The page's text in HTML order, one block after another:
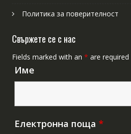
Политика за поверителност
Свържете се с нас
Fields marked with an * are required
Име
Електронна поща *